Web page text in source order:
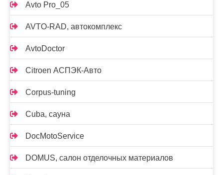
Avto Pro_05
AVTO-RAD, автокомплекс
AvtoDoctor
Citroen АСПЭК-Авто
Corpus-tuning
Cuba, сауна
DocMotoService
DOMUS, салон отделочных материалов